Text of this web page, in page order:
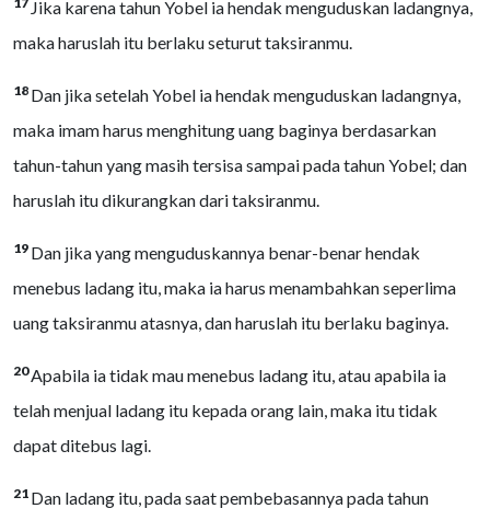
Jika karena tahun Yobel ia hendak menguduskan ladangnya,
maka haruslah itu berlaku seturut taksiranmu.
18 Dan jika setelah Yobel ia hendak menguduskan ladangnya,
maka imam harus menghitung uang baginya berdasarkan
tahun-tahun yang masih tersisa sampai pada tahun Yobel; dan
haruslah itu dikurangkan dari taksiranmu.
19 Dan jika yang menguduskannya benar-benar hendak
menebus ladang itu, maka ia harus menambahkan seperlima
uang taksiranmu atasnya, dan haruslah itu berlaku baginya.
20Apabila ia tidak mau menebus ladang itu, atau apabila ia
telah menjual ladang itu kepada orang lain, maka itu tidak
dapat ditebus lagi.
21 Dan ladang itu, pada saat pembebasannya pada tahun